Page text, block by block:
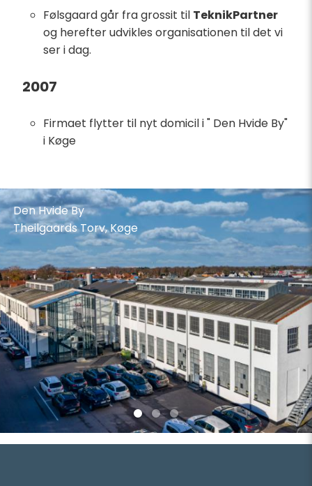
Følsgaard går fra grossit til TeknikPartner
og herefter udvikles organisationen til det vi
ser i dag.
2007
Firmaet flytter til nyt domicil i " Den Hvide By"
i Køge
HF Holding